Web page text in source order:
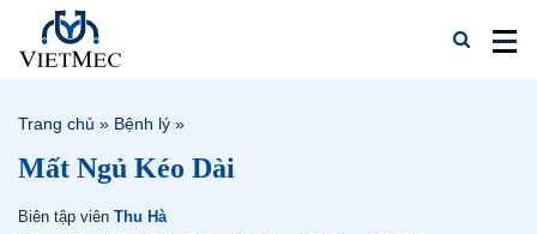
Trang chủ » Bệnh lý »
Mất Ngủ Kéo Dài
Biên tập viên Thu Hà